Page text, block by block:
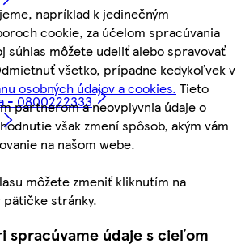
napríklad k jedinečným
cookie, za účelom spracúvania
súhlas môžete udeliť alebo spravovať
všetko, prípadne kedykoľvek v
osobných údajov a cookies. Tieto
partnerom a neovplyvnia údaje o
však zmení spôsob, akým vám
na našom webe.
môžete zmeniť kliknutím na
pätičke stránky.
spracúvame údaje s cieľom
- 0800222333